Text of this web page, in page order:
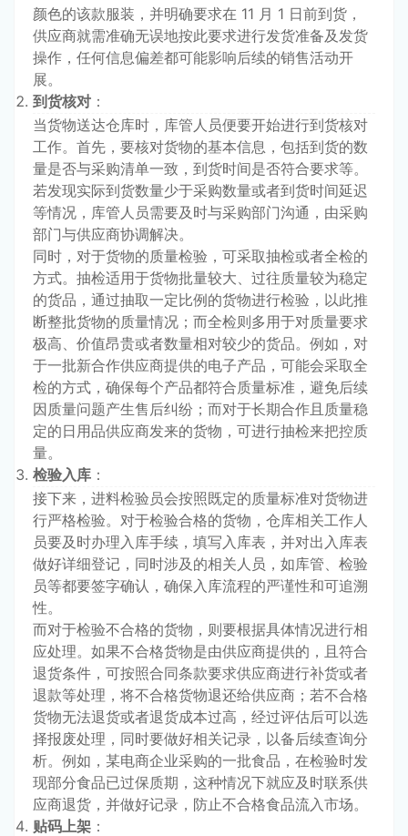
颜色的该款服装，并明确要求在 11 月 1 日前到货，
供应商就需准确无误地按此要求进行发货准备及发货
操作，任何信息偏差都可能影响后续的销售活动开
展。
到货核对 ：
当货物送达仓库时，库管人员便要开始进行到货核对
工作。首先，要核对货物的基本信息，包括到货的数
量是否与采购清单一致，到货时间是否符合要求等。
若发现实际到货数量少于采购数量或者到货时间延迟
等情况，库管人员需要及时与采购部门沟通，由采购
部门与供应商协调解决。
同时，对于货物的质量检验，可采取抽检或者全检的
方式。抽检适用于货物批量较大、过往质量较为稳定
的货品，通过抽取一定比例的货物进行检验，以此推
断整批货物的质量情况；而全检则多用于对质量要求
极高、价值昂贵或者数量相对较少的货品。例如，对
于一批新合作供应商提供的电子产品，可能会采取全
检的方式，确保每个产品都符合质量标准，避免后续
因质量问题产生售后纠纷；而对于长期合作且质量稳
定的日用品供应商发来的货物，可进行抽检来把控质
量。
检验入库 ：
接下来，进料检验员会按照既定的质量标准对货物进
行严格检验。对于检验合格的货物，仓库相关工作人
员要及时办理入库手续，填写入库表，并对出入库表
做好详细登记，同时涉及的相关人员，如库管、检验
员等都要签字确认，确保入库流程的严谨性和可追溯
性。
而对于检验不合格的货物，则要根据具体情况进行相
应处理。如果不合格货物是由供应商提供的，且符合
退货条件，可按照合同条款要求供应商进行补货或者
退款等处理，将不合格货物退还给供应商；若不合格
货物无法退货或者退货成本过高，经过评估后可以选
择报废处理，同时要做好相关记录，以备后续查询分
析。例如，某电商企业采购的一批食品，在检验时发
现部分食品已过保质期，这种情况下就应及时联系供
应商退货，并做好记录，防止不合格食品流入市场。
贴码上架 ：